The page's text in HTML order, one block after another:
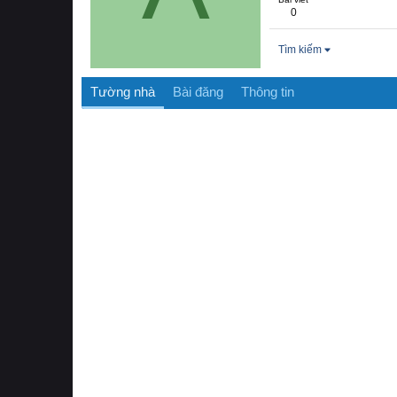
0
Tìm kiếm
Tường nhà Bài đăng Thông tin